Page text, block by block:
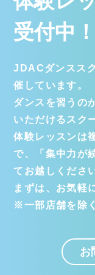
受付中！
JDACダンスス
催しています。
ダンスを習うの
いただけるスク
体験レッスンは
で、「集中力が
てお越しくださ
まずは、お気軽
※一部店舗を除く
お